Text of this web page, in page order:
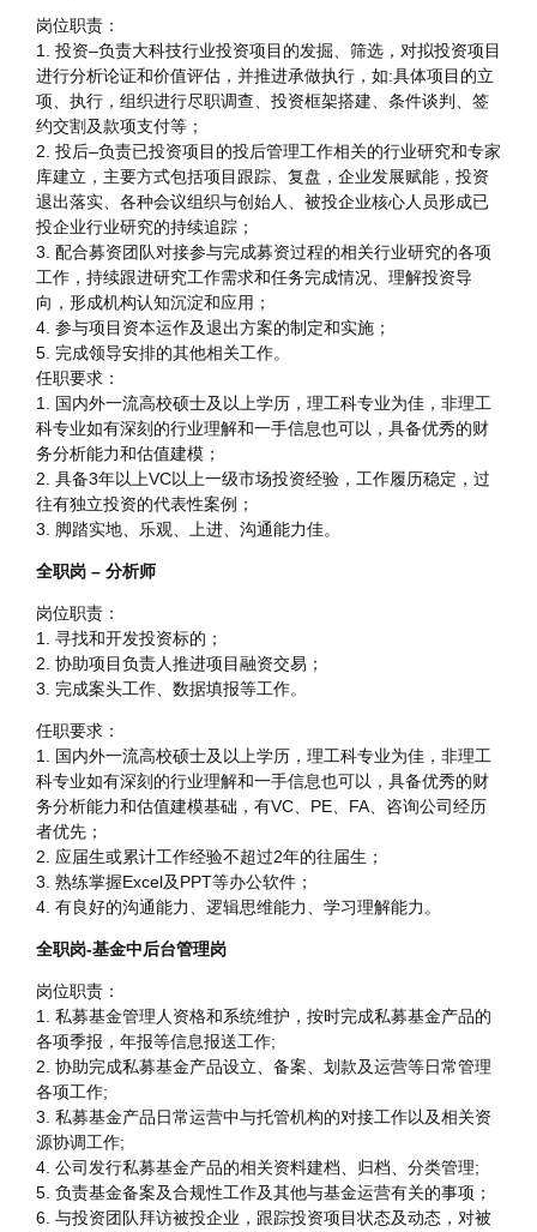
岗位职责：
1. 投资–负责大科技行业投资项目的发掘、筛选，对拟投资项目
进行分析论证和价值评估，并推进承做执行，如:具体项目的立
项、执行，组织进行尽职调查、投资框架搭建、条件谈判、签
约交割及款项支付等；
2. 投后–负责已投资项目的投后管理工作相关的行业研究和专家
库建立，主要方式包括项目跟踪、复盘，企业发展赋能，投资
退出落实、各种会议组织与创始人、被投企业核心人员形成已
投企业行业研究的持续追踪；
3. 配合募资团队对接参与完成募资过程的相关行业研究的各项
工作，持续跟进研究工作需求和任务完成情况、理解投资导
向，形成机构认知沉淀和应用；
4. 参与项目资本运作及退出方案的制定和实施；
5. 完成领导安排的其他相关工作。
任职要求：
1. 国内外一流高校硕士及以上学历，理工科专业为佳，非理工
科专业如有深刻的行业理解和一手信息也可以，具备优秀的财
务分析能力和估值建模；
2. 具备3年以上VC以上一级市场投资经验，工作履历稳定，过
往有独立投资的代表性案例；
3. 脚踏实地、乐观、上进、沟通能力佳。
全职岗 – 分析师
岗位职责：
1. 寻找和开发投资标的；
2. 协助项目负责人推进项目融资交易；
3. 完成案头工作、数据填报等工作。
任职要求：
1. 国内外一流高校硕士及以上学历，理工科专业为佳，非理工
科专业如有深刻的行业理解和一手信息也可以，具备优秀的财
务分析能力和估值建模基础，有VC、PE、FA、咨询公司经历
者优先；
2. 应届生或累计工作经验不超过2年的往届生；
3. 熟练掌握Excel及PPT等办公软件；
4. 有良好的沟通能力、逻辑思维能力、学习理解能力。
全职岗-基金中后台管理岗
岗位职责：
1. 私募基金管理人资格和系统维护，按时完成私募基金产品的
各项季报，年报等信息报送工作;
2. 协助完成私募基金产品设立、备案、划款及运营等日常管理
各项工作;
3. 私募基金产品日常运营中与托管机构的对接工作以及相关资
源协调工作;
4. 公司发行私募基金产品的相关资料建档、归档、分类管理;
5. 负责基金备案及合规性工作及其他与基金运营有关的事项；
6. 与投资团队拜访被投企业，跟踪投资项目状态及动态，对被